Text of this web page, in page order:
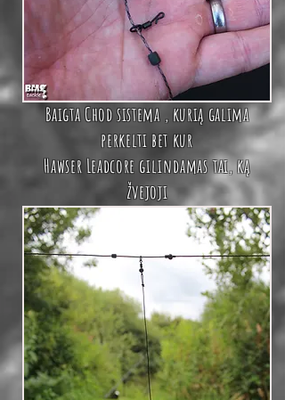
BaigtaChod sistema , kurią galima
perkelti bet kur
Hawser Leadcoregilindamas tai, ką
žvejoji